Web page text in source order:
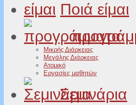
Ποιά είμαι
Μικρής Διάρκειας
Μεγάλης Διάρκειας
Ατομικό
Εργασίες μαθητών
Σεμινάρια